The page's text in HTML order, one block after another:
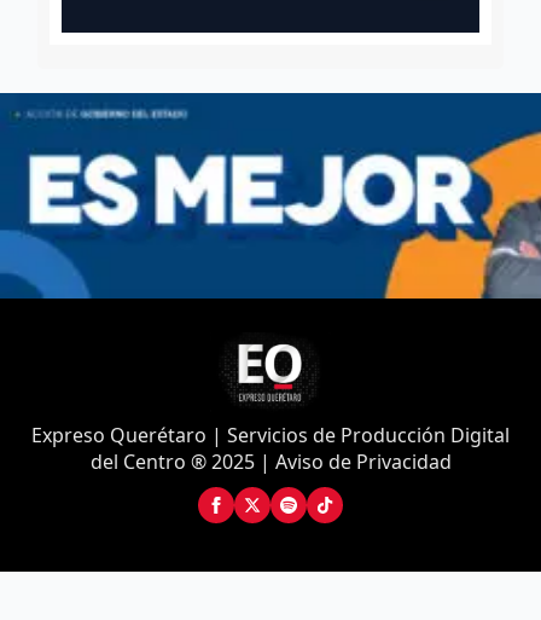
Expreso Querétaro | Servicios de Producción Digital
del Centro ® 2025 | Aviso de Privacidad